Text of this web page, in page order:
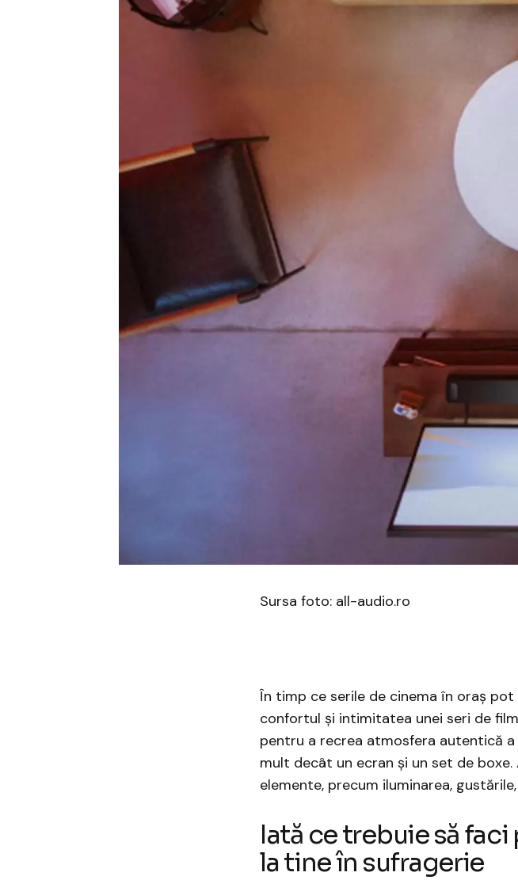
Sursa foto: all-audio.ro
În timp ce serile de cinema în oraș
confortul și intimitatea unei seri de
pentru a recrea atmosfera autentică a
mult decât un ecran și un set de
elemente, precum iluminarea,
Iată ce trebuie să
la tine în sufragerie